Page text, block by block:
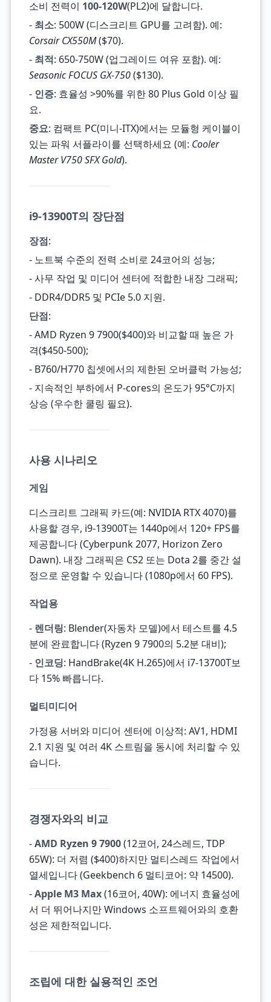
소비 전력이 100-120W(PL2)에 달합니다.
- 최소: 500W (디스크리트 GPU를 고려함). 예:
Corsair CX550M($70).
- 최적: 650-750W (업그레이드 여유 포함). 예:
Seasonic FOCUS GX-750($130).
- 인증: 효율성 >90%를 위한 80 Plus Gold 이상 필
요.
중요: 컴팩트 PC(미니-ITX)에서는 모듈형 케이블이
있는 파워 서플라이를 선택하세요 (예: Cooler
Master V750 SFX Gold).
i9-13900T의 장단점
장점:
- 노트북 수준의 전력 소비로 24코어의 성능;
- 사무 작업 및 미디어 센터에 적합한 내장 그래픽;
- DDR4/DDR5 및 PCIe 5.0 지원.
단점:
- AMD Ryzen 9 7900($400)와 비교할 때 높은 가
격($450-500);
- B760/H770 칩셋에서의 제한된 오버클럭 가능성;
- 지속적인 부하에서 P-cores의 온도가 95°C까지
상승 (우수한 쿨링 필요).
사용 시나리오
게임
디스크리트 그래픽 카드(예: NVIDIA RTX 4070)를
사용할 경우, i9-13900T는 1440p에서 120+ FPS를
제공합니다 (Cyberpunk 2077, Horizon Zero
Dawn). 내장 그래픽은 CS2 또는 Dota 2를 중간 설
정으로 운영할 수 있습니다 (1080p에서 60 FPS).
작업용
- 렌더링: Blender(자동차 모델)에서 테스트를 4.5
분에 완료합니다 (Ryzen 9 7900의 5.2분 대비);
- 인코딩: HandBrake(4K H.265)에서 i7-13700T보
다 15% 빠릅니다.
멀티미디어
가정용 서버와 미디어 센터에 이상적: AV1, HDMI
2.1 지원 및 여러 4K 스트림을 동시에 처리할 수 있
습니다.
경쟁자와의 비교
-AMD Ryzen 9 7900(12코어, 24스레드, TDP
65W): 더 저렴 ($400)하지만 멀티스레드 작업에서
열세입니다 (Geekbench 6 멀티코어: 약 14500).
-Apple M3 Max(16코어, 40W): 에너지 효율성에
서 더 뛰어나지만 Windows 소프트웨어와의 호환
성은 제한적입니다.
조립에 대한 실용적인 조언